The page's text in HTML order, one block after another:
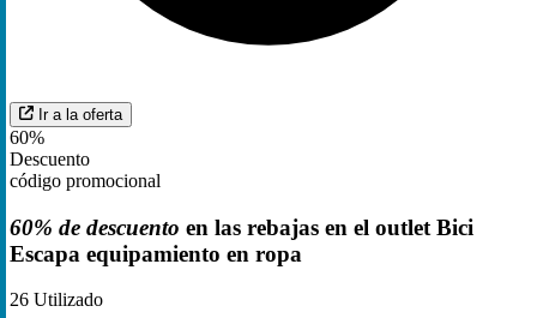
Ir a la oferta
60%
Descuento
código promocional
60% de descuento en las rebajas en el outlet Bici
Escapa equipamiento en ropa
26 Utilizado